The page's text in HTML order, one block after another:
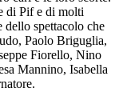
di Pif e di molti
spettacolo che
Paolo Briguglia,
Fiorello, Nino
Mannino, Isabella